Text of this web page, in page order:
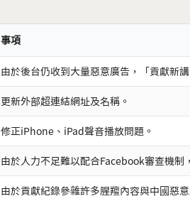
事項
由於後台仍收到大量惡意廣告，「貢獻新
更新外部超連結網址及名稱。
修正iPhone、iPad聲音播放問題。
由於人力不足難以配合Facebook審查機制
由於貢獻紀錄參雜許多腥羶內容與中國惡